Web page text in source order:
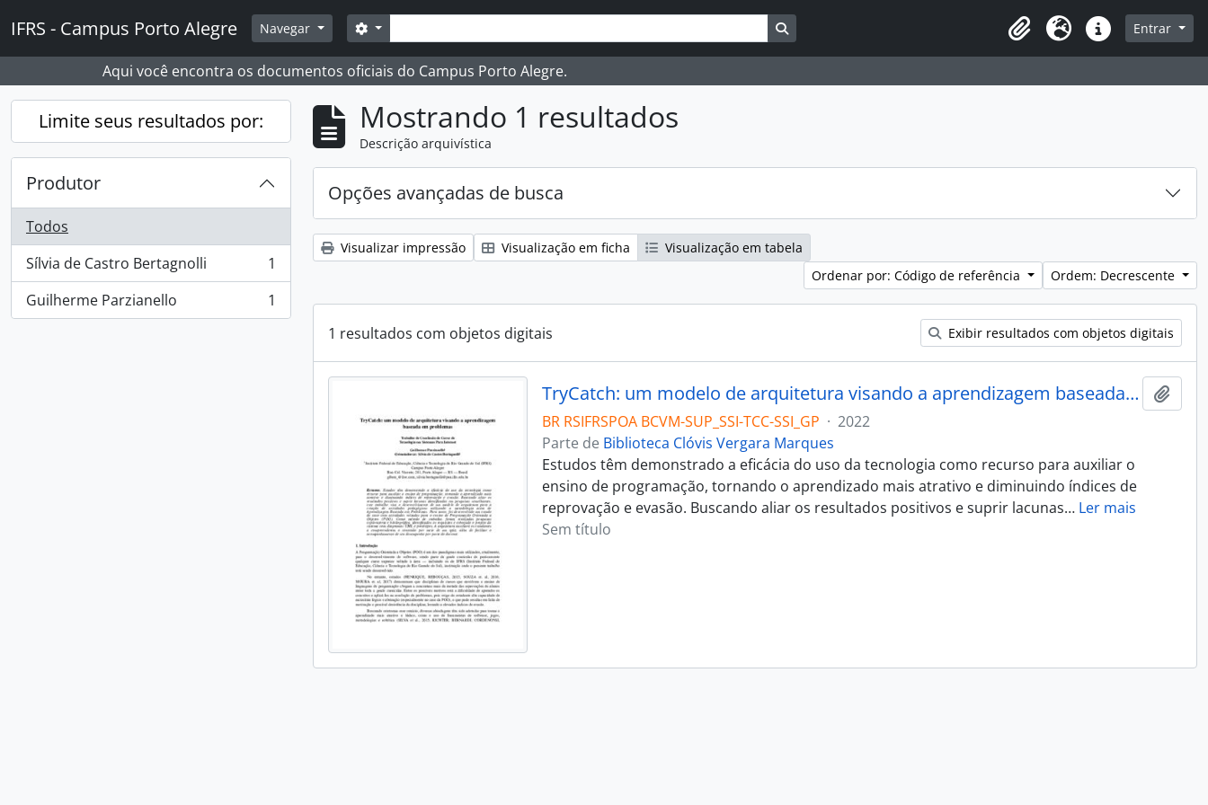
IFRS - Campus Porto Alegre Navegar Buscar
Opções de busca Busque na página de navegação
Idioma Atalhos Entrar
Aqui você encontra os documentos oficiais do Campus Porto Alegre.
Limite seus resultados por:
Produtor
Todos
Sílvia de Castro Bertagnolli
, 1 resultados
1
Guilherme Parzianello
, 1 resultados 1
Mostrando 1 resultados
Descrição arquivística
Opções avançadas de busca
Visualizar impressão Visualização em ficha
Visualização em tabela
Ordenar por: Código de referência
Ordem: Decrescente
1 resultados com objetos digitais Exibir resultados com objetos digitais
TryCatch: um modelo de arquitetura visando a aprendizagem baseada em problemas
BR RSIFRSPOA BCVM-SUP_SSI-TCC-SSI_GP · 2022
Parte de Biblioteca Clóvis Vergara Marques
Estudos têm demonstrado a eficácia do uso da tecnologia como recurso para auxiliar o
ensino de programação, tornando o aprendizado mais atrativo e diminuindo índices de
reprovação e evasão. Buscando aliar os resultados positivos e suprir lacunas… Ler mais
Sem título